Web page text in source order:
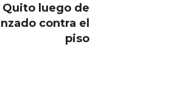
luego de
contra el
piso